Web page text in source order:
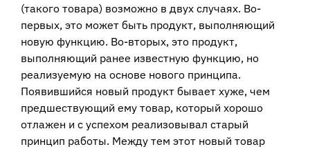
(такого товара) возможно в двух случаях. Во-
первых, это может быть продукт, выполняющий
новую функцию. Во-вторых, это продукт,
выполняющий ранее известную функ­цию, но
реализуемую на основе нового принципа.
Появившийся новый продукт бывает хуже, чем
предшествующий ему товар, который хорошо
отлажен и с успе­хом реализовывал старый
принцип работы. Между тем этот новый товар